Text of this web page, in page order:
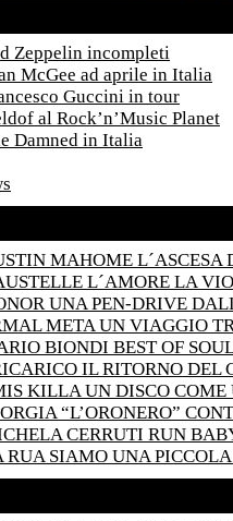
Zeppelin incompleti
McGee ad aprile in Italia
Guccini in tour
al Rock’n’Music Planet
Damned in Italia
MAHOME L´ASCESA
L´AMORE LA
UNA PEN-DRIVE
META UN VIAGGIO
BIONDI BEST OF
IL RITORNO DEL
KILLA UN DISCO COME
“L’ORONERO”
CERRUTI RUN
RUA SIAMO UNA